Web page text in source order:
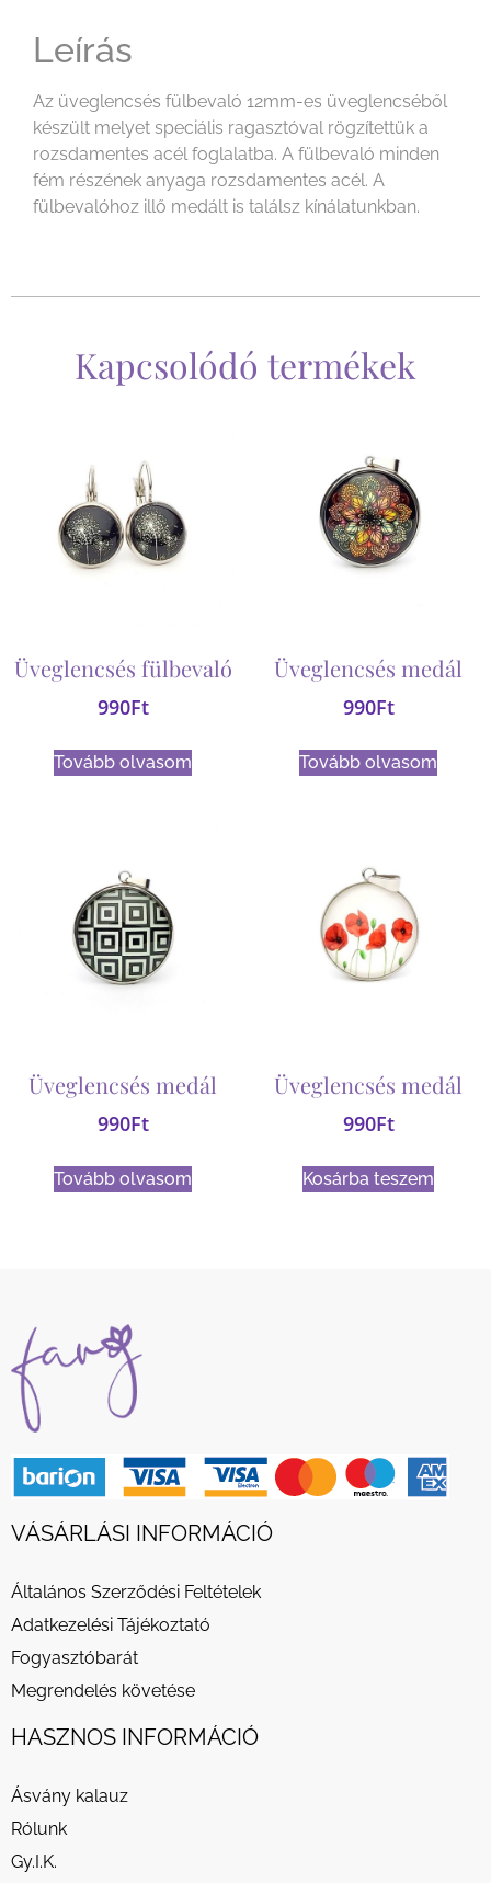
Leírás
Az üveglencsés fülbevaló 12mm-es üveglencséből
készült melyet speciális ragasztóval rögzítettük a
rozsdamentes acél foglalatba. A fülbevaló minden
fém részének anyaga rozsdamentes acél. A
fülbevalóhoz illő medált is találsz kínálatunkban.
Kapcsolódó termékek
Üveglencsés fülbevaló
990Ft
Tovább olvasom
Üveglencsés medál
990Ft
Tovább olvasom
Üveglencsés medál
990Ft
Tovább olvasom
Üveglencsés medál
990Ft
Kosárba teszem
VÁSÁRLÁSI INFORMÁCIÓ
Általános Szerződési Feltételek
Adatkezelési Tájékoztató
Fogyasztóbarát
Megrendelés követése
HASZNOS INFORMÁCIÓ
Ásvány kalauz
Rólunk
Gy.I.K.